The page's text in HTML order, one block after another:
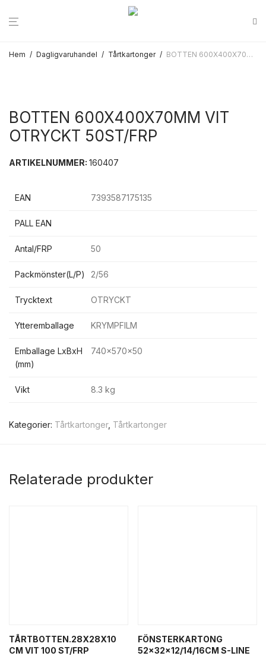
Hem / Dagligvaruhandel / Tårtkartonger / BOTTEN 600X400X70MM VIT OTRYCKT 50ST/FRP
BOTTEN 600X400X70MM VIT
OTRYCKT 50ST/FRP
ARTIKELNUMMER: 160407
EAN 7393587175135
PALL EAN
Antal/FRP 50
Packmönster(L/P) 2/56
Trycktext OTRYCKT
Ytteremballage KRYMPFILM
Emballage LxBxH
(mm)
740x570x50
Vikt 8.3 kg
Kategorier: Tårtkartonger, Tårtkartonger
Relaterade produkter
TÅRTBOTTEN.28X28X10
CM VIT 100 ST/FRP
FÖNSTERKARTONG
52x32x12/14/16CM S-LINE